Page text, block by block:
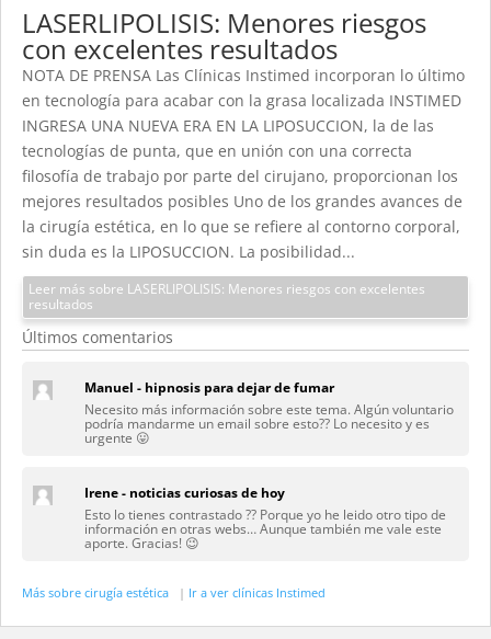
LASERLIPOLISIS: Menores riesgos
con excelentes resultados
NOTA DE PRENSA Las Clínicas Instimed incorporan lo último
en tecnología para acabar con la grasa localizada INSTIMED
INGRESA UNA NUEVA ERA EN LA LIPOSUCCION, la de las
tecnologías de punta, que en unión con una correcta
filosofía de trabajo por parte del cirujano, proporcionan los
mejores resultados posibles Uno de los grandes avances de
la cirugía estética, en lo que se refiere al contorno corporal,
sin duda es la LIPOSUCCION. La posibilidad...
Leer más sobre LASERLIPOLISIS: Menores riesgos con excelentes
resultados
Últimos comentarios
Manuel - hipnosis para dejar de fumar
Necesito más información sobre este tema. Algún voluntario
podría mandarme un email sobre esto?? Lo necesito y es
urgente 😛
Irene - noticias curiosas de hoy
Esto lo tienes contrastado ?? Porque yo he leido otro tipo de
información en otras webs… Aunque también me vale este
aporte. Gracias! 😉
Más sobre cirugía estética | Ir a ver clínicas Instimed